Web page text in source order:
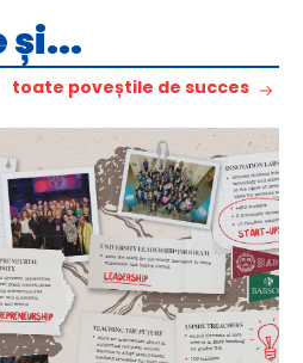
și...
toate poveștile de succes